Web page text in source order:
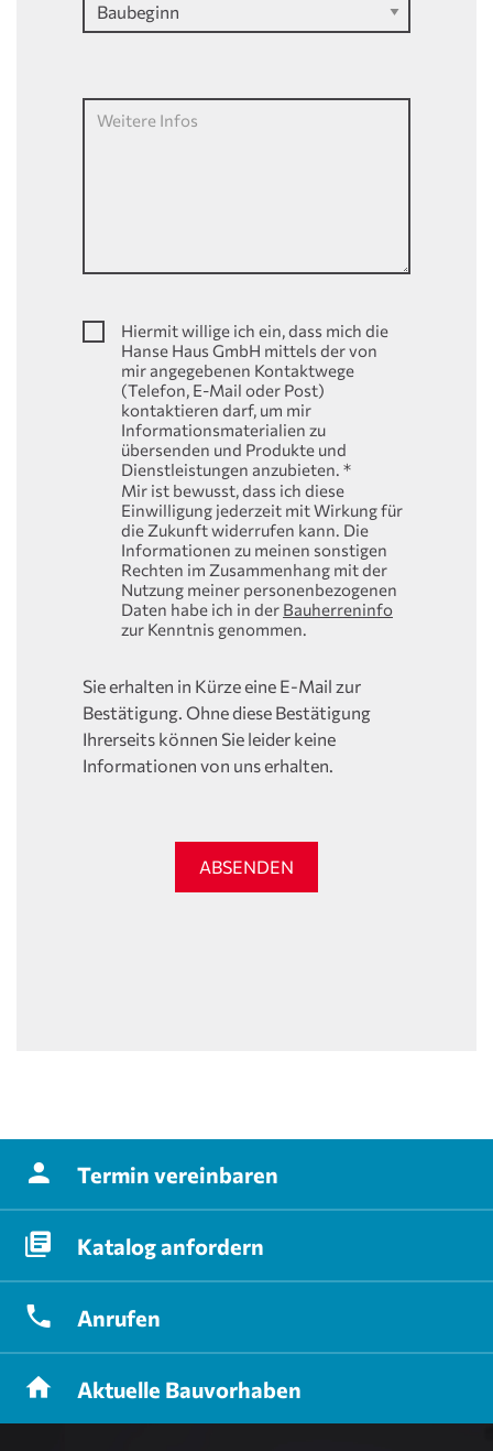
Weitere Infos
Hiermit willige ich ein, dass mich die
Hanse Haus GmbH mittels der von
mir angegebenen Kontaktwege
(Telefon, E-Mail oder Post)
kontaktieren darf, um mir
Informationsmaterialien zu
übersenden und Produkte und
Dienstleistungen anzubieten. *
Mir ist bewusst, dass ich diese
Einwilligung jederzeit mit Wirkung für
die Zukunft widerrufen kann. Die
Informationen zu meinen sonstigen
Rechten im Zusammenhang mit der
Nutzung meiner personenbezogenen
Daten habe ich in der Bauherreninfo
zur Kenntnis genommen.
Sie erhalten in Kürze eine E-Mail zur
Bestätigung. Ohne diese Bestätigung
Ihrerseits können Sie leider keine
Informationen von uns erhalten.
ABSENDEN
Termin vereinbaren
Kataloganfordern
Anrufen
Aktuelle Bauvorhaben